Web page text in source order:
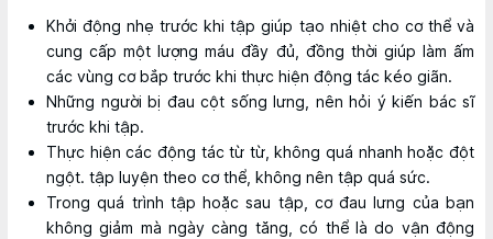
Khởi động nhẹ trước khi tập giúp tạo nhiệt cho cơ thể và
cung cấp một lượng máu đầy đủ, đồng thời giúp làm ấm
các vùng cơ bắp trước khi thực hiện động tác kéo giãn.
Những người bị đau cột sống lưng, nên hỏi ý kiến bác sĩ
trước khi tập.
Thực hiện các động tác từ từ, không quá nhanh hoặc đột
ngột. tập luyện theo cơ thể, không nên tập quá sức.
Trong quá trình tập hoặc sau tập, cơ đau lưng của bạn
không giảm mà ngày càng tăng, có thể là do vận động